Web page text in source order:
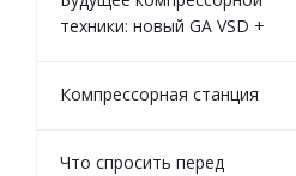
техники: новый GA VSD +
Компрессорная станция
Что спросить перед